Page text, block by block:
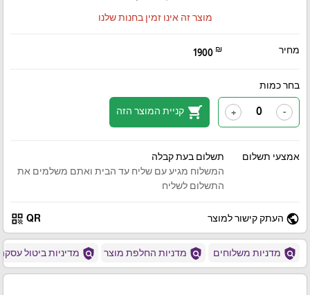
מוצר זה אינו זמין בחנות שלנו
מחיר 1900 ₪
בחר כמות
-
+
shopping_cart קניית המוצר הזה
אמצעי תשלום
תשלום בעת קבלה
המשלוח מגיע עם שליח עד הבית ואתם משלמים את
התשלום לשליח
public העתק קישור למוצר QR
qr_code
policy מדניות משלוחים policy מדניות החלפת מוצר policy מדיניות ביטול